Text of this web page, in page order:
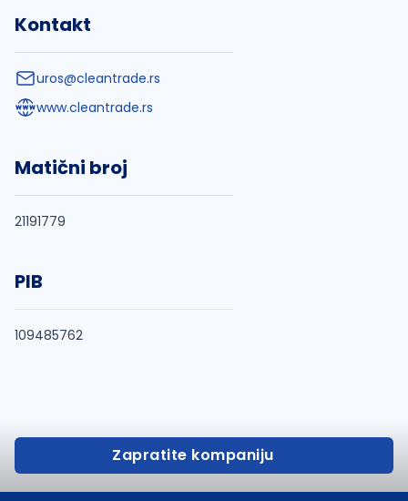
Kontakt
uros@cleantrade.rs
www.cleantrade.rs
Matični broj
21191779
PIB
109485762
Zapratite kompaniju